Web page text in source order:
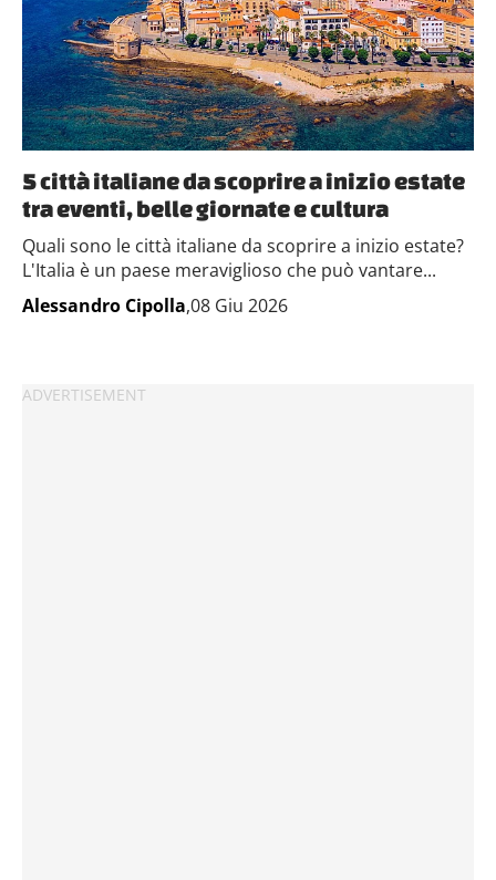
5 città italiane da scoprire a inizio estate
tra eventi, belle giornate e cultura
Quali sono le città italiane da scoprire a inizio estate?
L'Italia è un paese meraviglioso che può vantare...
Alessandro Cipolla,08 Giu 2026